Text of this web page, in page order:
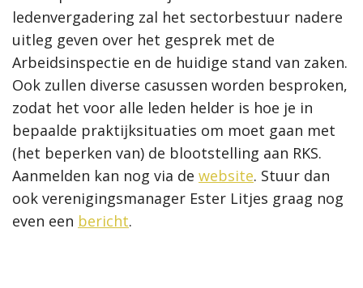
ledenvergadering zal het sectorbestuur nadere
uitleg geven over het gesprek met de
Arbeidsinspectie en de huidige stand van zaken.
Ook zullen diverse casussen worden besproken,
zodat het voor alle leden helder is hoe je in
bepaalde praktijksituaties om moet gaan met
(het beperken van) de blootstelling aan RKS.
Aanmelden kan nog via de website. Stuur dan
ook verenigingsmanager Ester Litjes graag nog
even een bericht.